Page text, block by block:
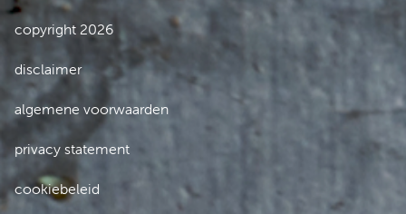
copyright 2026
disclaimer
algemene voorwaarden
privacy statement
cookiebeleid